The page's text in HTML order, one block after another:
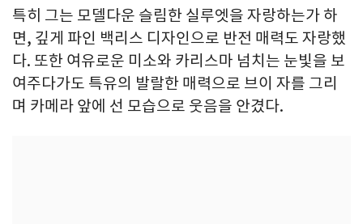
특히 그는 모델다운 슬림한 실루엣을 자랑하는가 하
면, 깊게 파인 백리스 디자인으로 반전 매력도 자랑했
다. 또한 여유로운 미소와 카리스마 넘치는 눈빛을 보
여주다가도 특유의 발랄한 매력으로 브이 자를 그리
며 카메라 앞에 선 모습으로 웃음을 안겼다.